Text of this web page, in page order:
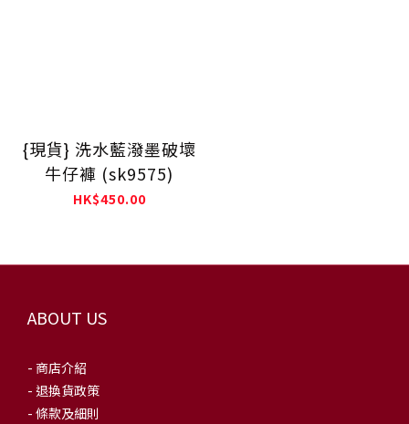
{現貨} 洗水藍潑墨破壞
牛仔褲 (sk9575)
HK$450.00
ABOUT US
- 商店介紹
- 退換貨政策
- 條款及細則